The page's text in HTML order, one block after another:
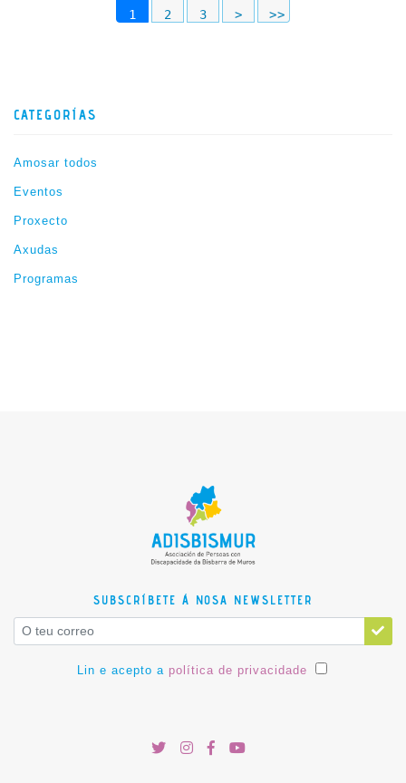
1 2 3 > >>
CATEGORÍAS
Amosar todos
Eventos
Proxecto
Axudas
Programas
SUBSCRÍBETE Á NOSA NEWSLETTER
Lin e acepto a política de privacidade